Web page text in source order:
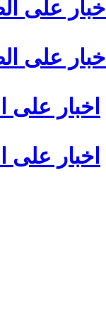
على
على
اخبار على
اخبار على